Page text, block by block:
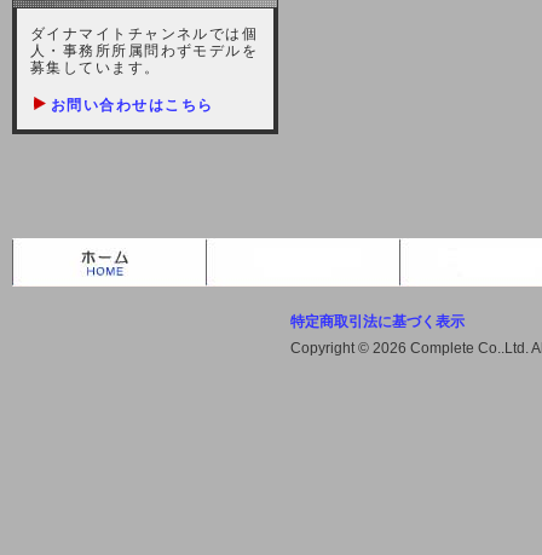
しますが、宜しくお願い致します。
2021-10-22 (金)
2021/10/7に起きました地震によ
不安定な状況もあります。会員様に
は、ご不便をお掛けしますが宜しく
ダイナマイトチャンネルでは個
人・事務所所属問わずモデルを
募集しています。
お問い合わせはこちら
特定商取引法に基づく表示
Copyright © 2026 Complete Co..Ltd.